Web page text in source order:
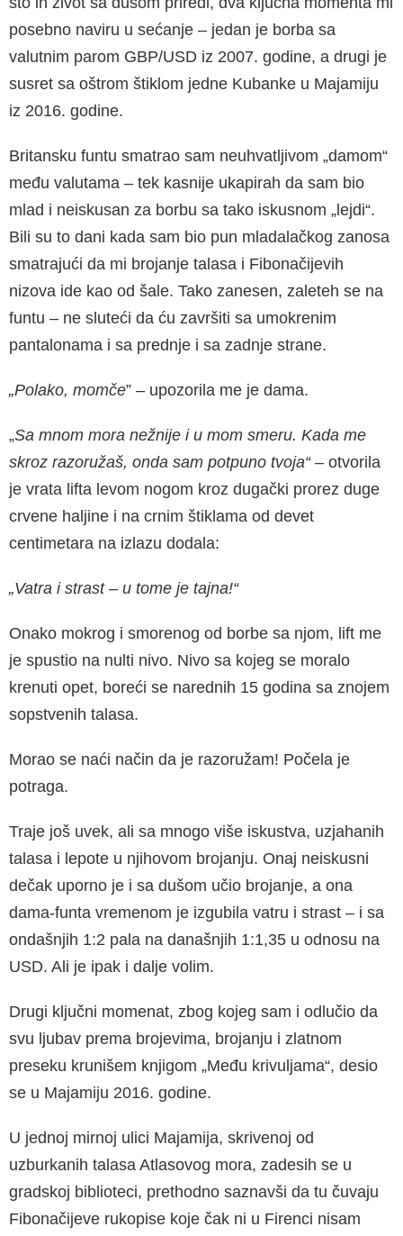
posebno naviru u sećanje – jedan je borba sa
valutnim parom GBP/USD iz 2007. godine, a drugi je
susret sa oštrom štiklom jedne Kubanke u Majamiju
iz 2016. godine.
Britansku funtu smatrao sam neuhvatljivom „damom“
među valutama – tek kasnije ukapirah da sam bio
mlad i neiskusan za borbu sa tako iskusnom „lejdi“.
Bili su to dani kada sam bio pun mladalačkog zanosa
smatrajući da mi brojanje talasa i Fibonačijevih
nizova ide kao od šale. Tako zanesen, zaleteh se na
funtu – ne sluteći da ću završiti sa umokrenim
pantalonama i sa prednje i sa zadnje strane.
„Polako, momče” – upozorila me je dama.
„Sa mnom mora nežnije i u mom smeru. Kada me
skroz razoružaš, onda sam potpuno tvoja“ – otvorila
je vrata lifta levom nogom kroz dugački prorez duge
crvene haljine i na crnim štiklama od devet
centimetara na izlazu dodala:
„Vatra i strast – u tome je tajna!“
Onako mokrog i smorenog od borbe sa njom, lift me
je spustio na nulti nivo. Nivo sa kojeg se moralo
krenuti opet, boreći se narednih 15 godina sa znojem
sopstvenih talasa.
Morao se naći način da je razoružam! Počela je
potraga.
Traje još uvek, ali sa mnogo više iskustva, uzjahanih
talasa i lepote u njihovom brojanju. Onaj neiskusni
dečak uporno je i sa dušom učio brojanje, a ona
dama-funta vremenom je izgubila vatru i strast – i sa
ondašnjih 1:2 pala na današnjih 1:1,35 u odnosu na
USD. Ali je ipak i dalje volim.
Drugi ključni momenat, zbog kojeg sam i odlučio da
svu ljubav prema brojevima, brojanju i zlatnom
preseku krunišem knjigom „Među krivuljama“, desio
se u Majamiju 2016. godine.
U jednoj mirnoj ulici Majamija, skrivenoj od
uzburkanih talasa Atlasovog mora, zadesih se u
gradskoj biblioteci, prethodno saznavši da tu čuvaju
Fibonačijeve rukopise koje čak ni u Firenci nisam